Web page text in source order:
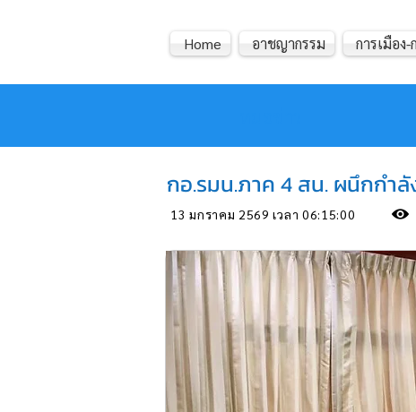
Home อาชญากรรม การเมือง
กอ.รมน.ภาค 4 สน. ผนึกกำ
13 มกราคม 2569 เวลา 06:15:00